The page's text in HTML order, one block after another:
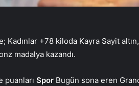
Kadınlar +78 kiloda Kayra Sayit
madalya kazandı.
puanları Spor Bugün sona eren